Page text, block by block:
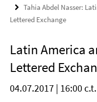
Tahia Abdel Nasser:
Lettered Exchange
Latin America
Lettered
04.07.2017 | 16:00